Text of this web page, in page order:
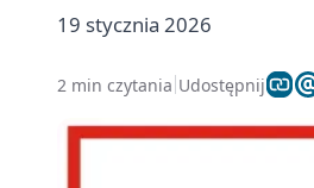
19 stycznia 2026
2 min czytania Udostępnij